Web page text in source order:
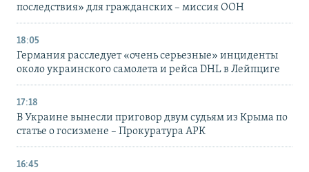
последствия» для гражданских – миссия ООН
18:05
Германия расследует «очень серьезные» инциденты
около украинского самолета и рейса DHL в Лейпциге
17:18
В Украине вынесли приговор двум судьям из Крыма по
статье о госизмене – Прокуратура АРК
16:45